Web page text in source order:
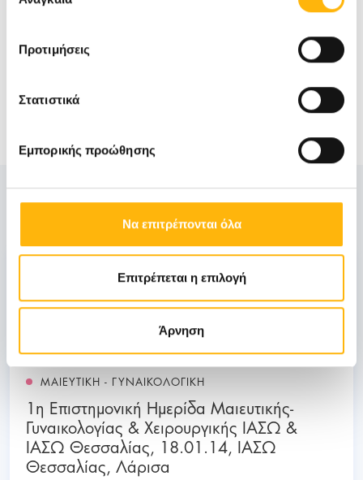
Προτιμήσεις
Στατιστικά
Εμπορικής προώθησης
Να επιτρέπονται όλα
Επιτρέπεται η επιλογή
Άρνηση
Δείτε Επίσης
18
ΜΑΙΕΥΤΙΚΗ - ΓΥΝΑΙΚΟΛΟΓΙΚΗ
1η Επιστημονική Ημερίδα Μαιευτικής-
Γυναικολογίας & Χειρουργικής ΙΑΣΩ &
ΙΑΣΩ Θεσσαλίας, 18.01.14, ΙΑΣΩ
Θεσσαλίας, Λάρισα